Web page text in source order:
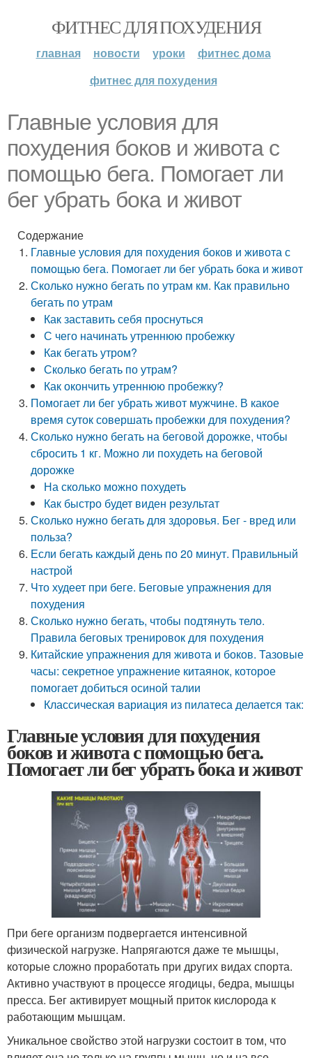
ФИТНЕС ДЛЯ ПОХУДЕНИЯ
главная новости уроки
фитнес дома
фитнес для похудения
Главные условия для
похудения боков и живота с
помощью бега. Помогает ли
бег убрать бока и живот
Содержание
Главные условия для похудения боков и живота с
помощью бега. Помогает ли бег убрать бока и живот
Сколько нужно бегать по утрам км. Как правильно
бегать по утрам
Как заставить себя проснуться
С чего начинать утреннюю пробежку
Как бегать утром?
Сколько бегать по утрам?
Как окончить утреннюю пробежку?
Помогает ли бег убрать живот мужчине. В какое
время суток совершать пробежки для похудения?
Сколько нужно бегать на беговой дорожке, чтобы
сбросить 1 кг. Можно ли похудеть на беговой
дорожке
На сколько можно похудеть
Как быстро будет виден результат
Сколько нужно бегать для здоровья. Бег - вред или
польза?
Если бегать каждый день по 20 минут. Правильный
настрой
Что худеет при беге. Беговые упражнения для
похудения
Сколько нужно бегать, чтобы подтянуть тело.
Правила беговых тренировок для похудения
Китайские упражнения для живота и боков. Тазовые
часы: секретное упражнение китаянок, которое
помогает добиться осиной талии
Классическая вариация из пилатеса делается так:
Главные условия для похудения
боков и живота с помощью бега.
Помогает ли бег убрать бока и живот
При беге организм подвергается интенсивной
физической нагрузке. Напрягаются даже те мышцы,
которые сложно проработать при других видах спорта.
Активно участвуют в процессе ягодицы, бедра, мышцы
пресса. Бег активирует мощный приток кислорода к
работающим мышцам.
Уникальное свойство этой нагрузки состоит в том, что